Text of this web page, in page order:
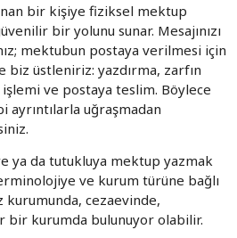
bir kişiye fiziksel mektup
bir yolunu sunar. Mesajınızı
mektubun postaya verilmesi için
biz üstleniriz: yazdırma, zarfın
işlemi ve postaya teslim. Böylece
ayrıntılarla uğraşmadan
ya da tutukluya mektup yazmak
ve kurum türüne bağlı
kurumunda, cezaevinde,
bir kurumda bulunuyor olabilir.